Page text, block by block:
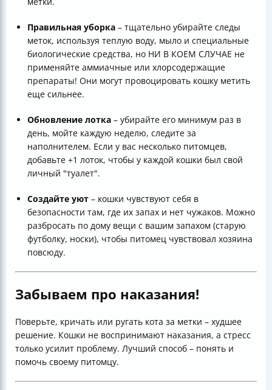
Правильная уборка – тщательно убирайте следы
меток, используя теплую воду, мыло и специальные
биологические средства, но НИ В КОЕМ СЛУЧАЕ не
применяйте аммиачные или хлорсодержащие
препараты! Они могут провоцировать кошку метить
еще сильнее.
Обновление лотка – убирайте его минимум раз в
день, мойте каждую неделю, следите за
наполнителем. Если у вас несколько питомцев,
добавьте +1 лоток, чтобы у каждой кошки был свой
личный "туалет".
Создайте уют – кошки чувствуют себя в
безопасности там, где их запах и нет чужаков. Можно
разбросать по дому вещи с вашим запахом (старую
футболку, носки), чтобы питомец чувствовал хозяина
повсюду.
Забываем про наказания!
Поверьте, кричать или ругать кота за метки – худшее
решение. Кошки не воспринимают наказания, а стресс
только усилит проблему. Лучший способ – понять и
помочь своему питомцу.